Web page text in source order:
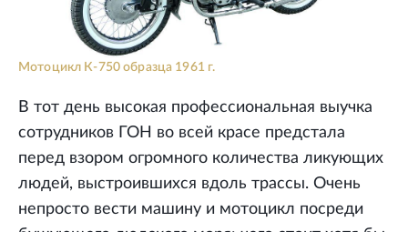
Мотоцикл К-750 образца 1961 г.
В тот день высокая профессиональная выучка
сотрудников ГОН во всей красе предстала
перед взором огромного количества ликующих
людей, выстроившихся вдоль трассы. Очень
непросто вести машину и мотоцикл посреди